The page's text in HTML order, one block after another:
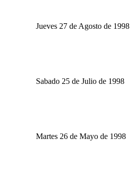
Jueves 27 de Agosto de 1998
Sabado 25 de Julio de 1998
Martes 26 de Mayo de 1998